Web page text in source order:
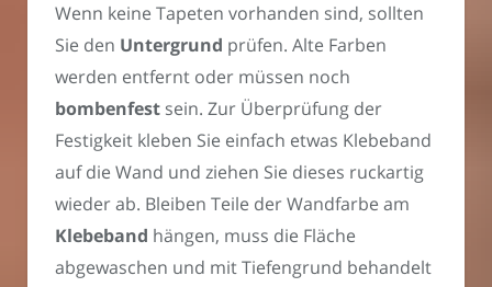
Wenn keine Tapeten vorhanden sind, sollten
Sie den Untergrund prüfen. Alte Farben
werden entfernt oder müssen noch
bombenfest sein. Zur Überprüfung der
Festigkeit kleben Sie einfach etwas Klebeband
auf die Wand und ziehen Sie dieses ruckartig
wieder ab. Bleiben Teile der Wandfarbe am
Klebeband hängen, muss die Fläche
abgewaschen und mit Tiefengrund behandelt